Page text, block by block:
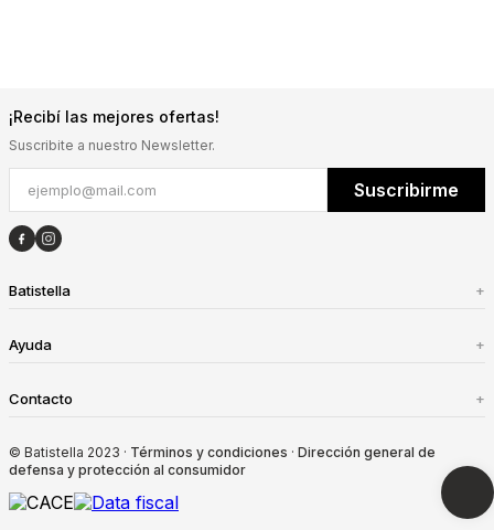
¡Recibí las mejores ofertas!
Suscribite a nuestro Newsletter.
Suscribirme
Batistella +
Ayuda +
Contacto +
© Batistella 2023 · Términos y condiciones · Dirección general de
defensa y protección al consumidor